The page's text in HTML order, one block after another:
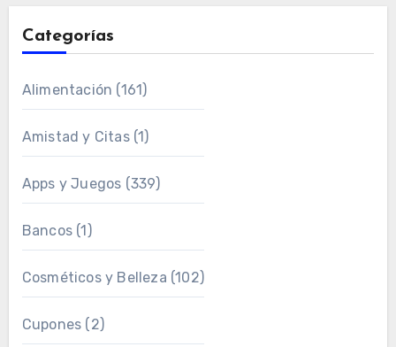
Categorías
Alimentación (161)
Amistad y Citas(1)
Apps y Juegos (339)
Bancos(1)
Cosméticos y Belleza (102)
Cupones (2)